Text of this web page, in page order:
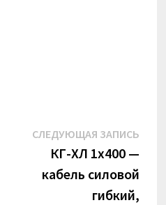
ПредыдущаяСЛЕДУЮЩАЯ ЗАПИСЬ
КГ-ХЛ 1х400 —
кабель силовой
гибкий,